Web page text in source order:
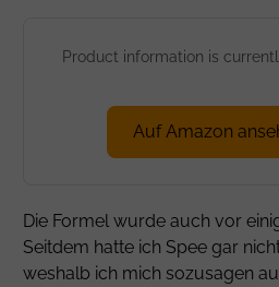
Product information is
Auf Amazon
Die Formel wurde auch vor
Seitdem hatte ich Spee gar
weshalb ich mich sozusagen